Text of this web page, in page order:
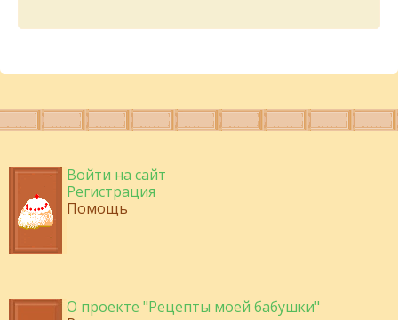
Войти на сайт
Регистрация
Помощь
О проекте "Рецепты моей бабушки"